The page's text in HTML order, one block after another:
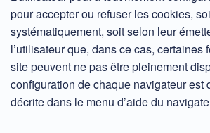
pour accepter ou refuser les cookies,
systématiquement, soit selon leur
l’utilisateur que, dans ce cas, certaines
site peuvent ne pas être pleinement
configuration de chaque navigateur est
décrite dans le menu d’aide du